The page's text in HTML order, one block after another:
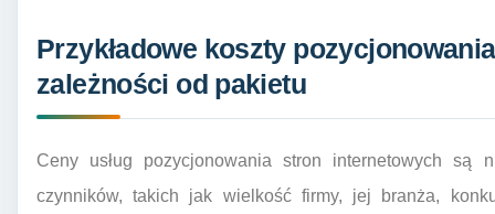
Przykładowe koszty
zależności od pakietu
Ceny usług pozycjonowania stron internetowych
czynników, takich jak wielkość firmy, jej branża,